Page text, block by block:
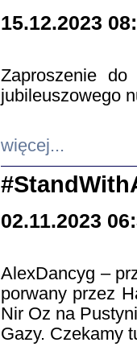
15.12.2023
Zaproszenie do
jubileuszowego
więcej...
02.11.2023
AlexDancyg –
porwany przez
Nir Oz na
Gazy. Czekamy